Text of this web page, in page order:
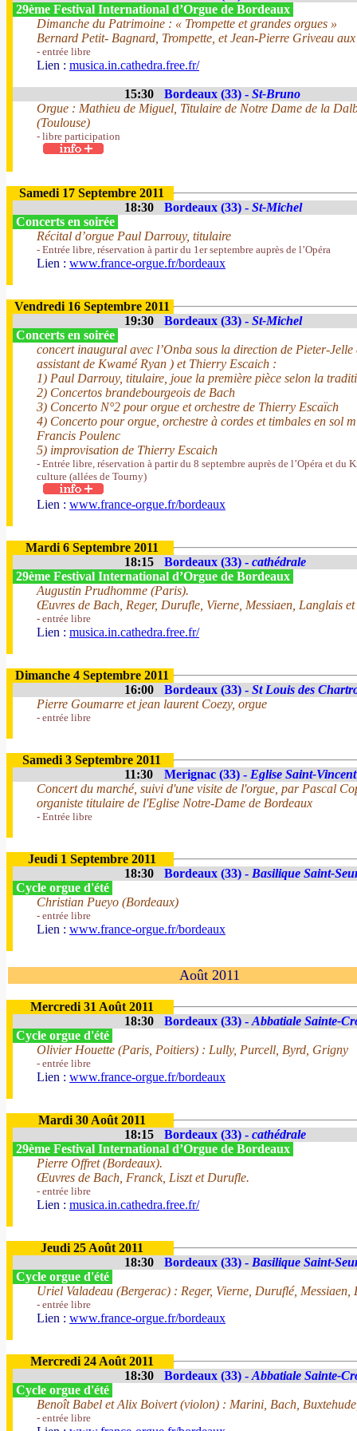
29ème Festival International d’Orgue de Bordeaux
Dimanche du Patrimoine : « Trompette et grandes orgues »
Bernard Petit- Bagnard, Trompette, et Jean-Pierre Griveau
- entrée libre
Lien : musica.in.cathedra.free.fr/
15:30 Bordeaux (33) - St-Bruno
Orgue : Mathieu de Miguel, Titulaire de Notre Dame de la
(Toulouse)
- libre participation
Samedi 17 Septembre 2011
18:30
Bordeaux (33) - St-Michel
Concerts en soirée
Récital d’orgue Paul Darrouy, titulaire
- Entrée libre, réservation à partir du 1er septembre auprès de l’Opéra
Lien : www.france-orgue.fr/bordeaux
Vendredi 16 Septembre 2011
19:30
Bordeaux (33) - St-Michel
Concerts en soirée
concert inaugural avec l’Onba sous la direction de Pieter-Jelle
assistant de Kwamé Ryan ) et Thierry Escaich :
1) Paul Darrouy, titulaire, joue la première pièce selon la
2) Concertos brandebourgeois de Bach
3) Concerto N°2 pour orgue et orchestre de Thierry Escaïch
4) Concerto pour orgue, orchestre à cordes et timbales en sol
Francis Poulenc
5) improvisation de Thierry Escaich
- Entrée libre, réservation à partir du 8 septembre auprès de l’Opéra et du
culture (allées de Tourny)
Lien : www.france-orgue.fr/bordeaux
Mardi 6 Septembre 2011
18:15
Bordeaux (33) - cathédrale
29ème Festival International d’Orgue de Bordeaux
Augustin Prudhomme (Paris).
Œuvres de Bach, Reger, Durufle, Vierne, Messiaen, Langlais
- entrée libre
Lien : musica.in.cathedra.free.fr/
Dimanche 4 Septembre 2011
16:00
Bordeaux (33) - St Louis des
Pierre Goumarre et jean laurent Coezy, orgue
- entrée libre
Samedi 3 Septembre 2011
11:30
Merignac (33) - Eglise Saint-Vincent
Concert du marché, suivi d'une visite de l'orgue, par Pascal
organiste titulaire de l'Eglise Notre-Dame de Bordeaux
- Entrée libre
Jeudi 1 Septembre 2011
18:30
Bordeaux (33) - Basilique Saint-
Cycle orgue d'été
Christian Pueyo (Bordeaux)
- entrée libre
Lien : www.france-orgue.fr/bordeaux
Août 2011
Mercredi 31 Août 2011
18:30
Bordeaux (33) - Abbatiale Sainte-
Cycle orgue d'été
Olivier Houette (Paris, Poitiers) : Lully, Purcell, Byrd, Grigny
- entrée libre
Lien : www.france-orgue.fr/bordeaux
Mardi 30 Août 2011
18:15
Bordeaux (33) - cathédrale
29ème Festival International d’Orgue de Bordeaux
Pierre Offret (Bordeaux).
Œuvres de Bach, Franck, Liszt et Durufle.
- entrée libre
Lien : musica.in.cathedra.free.fr/
Jeudi 25 Août 2011
18:30
Bordeaux (33) - Basilique Saint-
Cycle orgue d'été
Uriel Valadeau (Bergerac) : Reger, Vierne, Duruflé, Messiaen,
- entrée libre
Lien : www.france-orgue.fr/bordeaux
Mercredi 24 Août 2011
18:30
Bordeaux (33) - Abbatiale Sainte-
Cycle orgue d'été
Benoît Babel et Alix Boivert (violon) : Marini, Bach,
- entrée libre